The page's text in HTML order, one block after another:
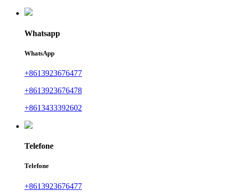
Whatsapp
WhatsApp
+8613923676477
+8613923676478
+8613433392602
Telefone
Telefone
+8613923676477